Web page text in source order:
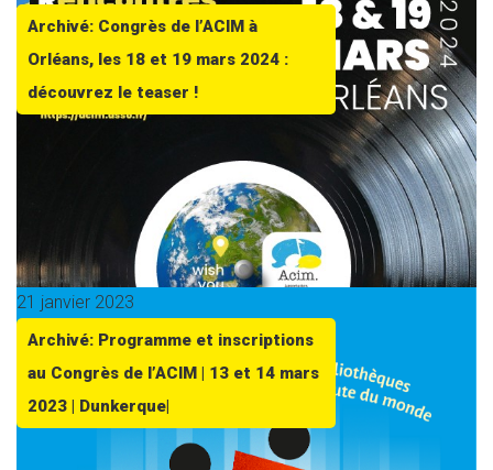
Archivé: Congrès de l’ACIM à
Orléans, les 18 et 19 mars 2024 :
découvrez le teaser !
21 janvier 2023
Archivé: Programme et inscriptions
au Congrès de l’ACIM | 13 et 14 mars
2023 | Dunkerque|